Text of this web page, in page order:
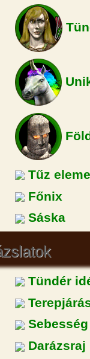
Tűz
Főnix
Sáska
Tündér
Sebesség
Darázsraj